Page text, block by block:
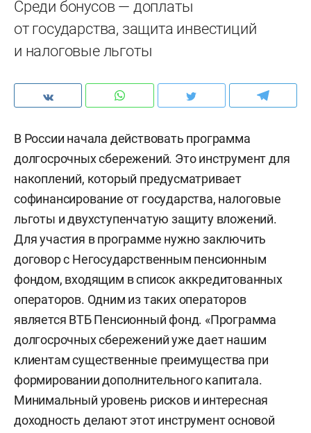
Среди бонусов — доплаты
от государства, защита инвестиций
и налоговые льготы
В России начала действовать программа
долгосрочных сбережений. Это инструмент для
накоплений, который предусматривает
софинансирование от государства, налоговые
льготы и двухступенчатую защиту вложений.
Для участия в программе нужно заключить
договор с Негосударственным пенсионным
фондом, входящим в список аккредитованных
операторов. Одним из таких операторов
является ВТБ Пенсионный фонд. «Программа
долгосрочных сбережений уже дает нашим
клиентам существенные преимущества при
формировании дополнительного капитала.
Минимальный уровень рисков и интересная
доходность делают этот инструмент основой